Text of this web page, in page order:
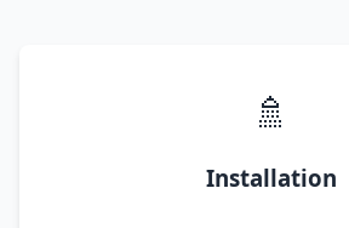
🚿
Installation